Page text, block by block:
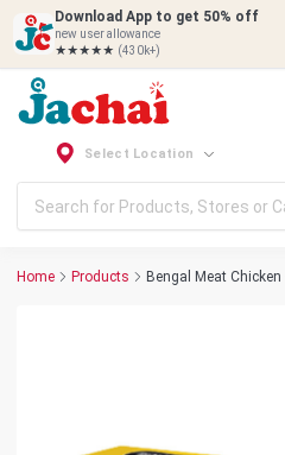
Download App to get 50% off
new user allowance
★★★★★ (430k+)
Select Location
Home Products Bengal Meat